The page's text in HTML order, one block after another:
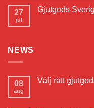
27
jul
Gjutgods
NEWS
08
aug
Välj rätt